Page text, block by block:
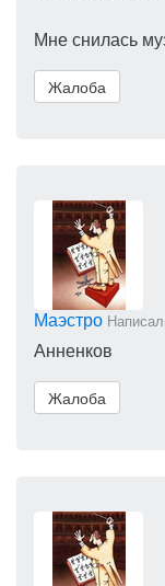
Мне снилась
Жалоба
Маэстро
Анненков
Жалоба